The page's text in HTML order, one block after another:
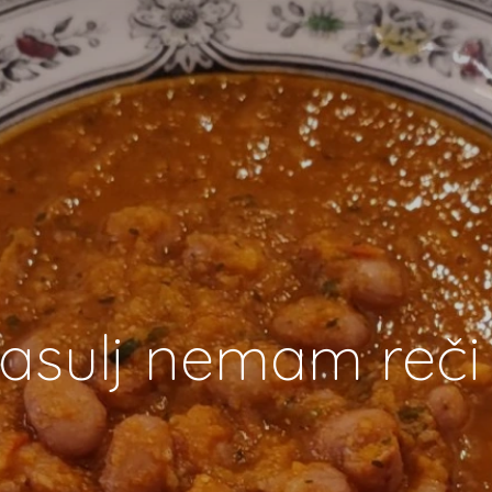
nemam reči